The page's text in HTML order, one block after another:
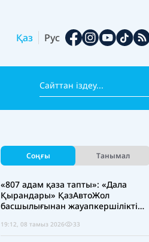
Қаз Рус
Соңғы Танымал
«807 адам қаза тапты»: «Дала
Қырандары» ҚазАвтоЖол
басшылығынан жауапкершілікті
19:12, 08 тамыз 2026 33